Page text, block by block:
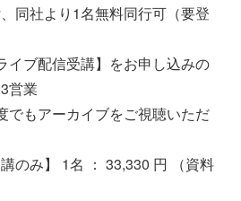
同社より1名無料同行可（要登
イブ配信受講】をお申し込みの
営業
もアーカイブをご視聴いただ
のみ】 1名 ： 33,330 円 （資料